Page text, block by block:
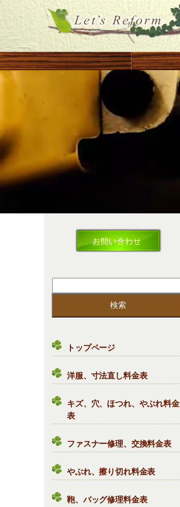
索:
トップページ
洋服、寸法直し料金表
キズ、穴、ほつれ、やぶれ料金
表
ファスナー修理、交換料金表
やぶれ、擦り切れ料金表
鞄、バッグ修理料金表